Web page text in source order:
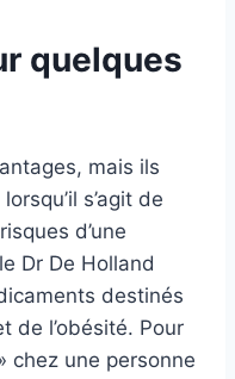
quelques
mais ils
s’agit de
d’une
Dr De Holland
destinés
de l’obésité. Pour
chez une personne